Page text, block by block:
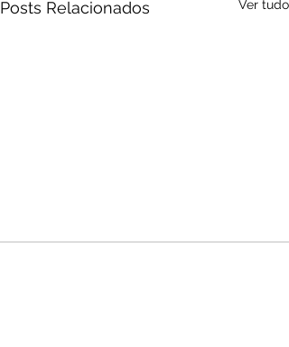
Posts Relacionados Ver tudo